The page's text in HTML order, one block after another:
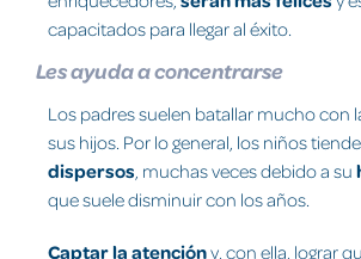
capacitados para llegar al éxito.
Les ayuda a concentrarse
Los padres suelen batallar mucho con
sus hijos. Por lo general, los niños
dispersos , muchas veces debido a su
que suele disminuir con los años.
Captar la atencióny, con ella, lograr